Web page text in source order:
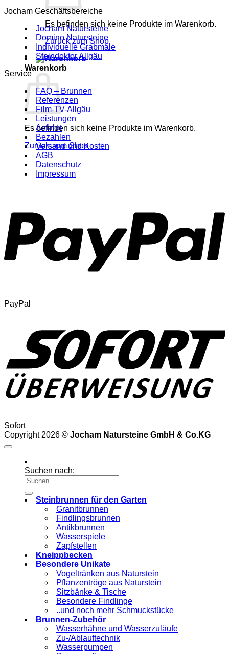
Es befinden sich keine Produkte im Warenkorb.
Zurück zum Shop
Warenkorb
Es befinden sich keine Produkte im Warenkorb.
Zurück zum Shop
Jocham Geschäftsbereiche
Jocham Natursteine
Domino Natursteine
Individuelle Grabmale
Steindoktor Allgäu
Service
FAQ – Brunnen
Referenzen
Film-TV-Allgäu
Leistungen
Anfahrt
Bezahlen
Versand und Kosten
AGB
Datenschutz
Impressum
PayPal
Sofort
Copyright 2026 © Jocham Natursteine GmbH & Co.KG
Suchen nach:
Steinbrunnen für den Garten
Granitbrunnen
Findlingsbrunnen
Antikbrunnen
Wasserspiele
Zapfstellen
Kneippbecken
Besondere Unikate
Vogeltränken aus Naturstein
Pflanzentröge aus Naturstein
Sitzbänke & Tische
Besondere Findlinge
..und noch mehr Schmuckstücke
Brunnen-Zubehör
Wasserhähne und Wasserzuläufe
Zu-/Ablauftechnik
Wasserpumpen